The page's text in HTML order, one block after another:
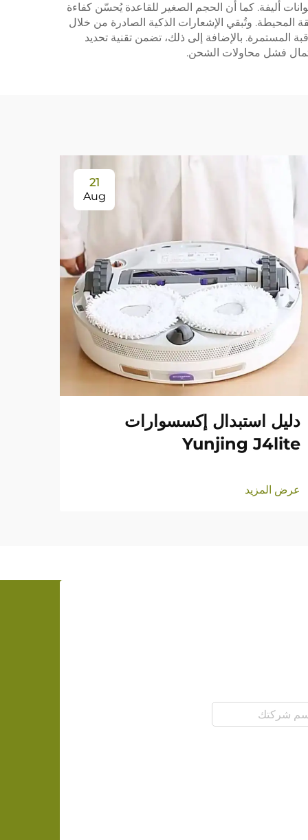
أليفة. كما أن الحجم الصغير للقاعدة يُحسّن كفاءة
المحيطة. وتُبقي الإشعارات الذكية الصادرة من خلال
المستمرة. بالإضافة إلى ذلك، تضمن تقنية تحديد
فشل محاولات الشحن.
21
Aug
دليل استبدال إكسسوارات
Yunjing J4lite
عرض المزيد